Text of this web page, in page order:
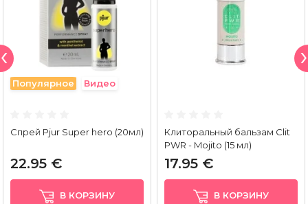
Популярное Видео
Спрей Pjur Super hero (20мл)
22.95 €
В КОРЗИНУ
Клиторальный бальзам Clit
PWR - Mojito (15 мл)
17.95 €
В КОРЗИНУ